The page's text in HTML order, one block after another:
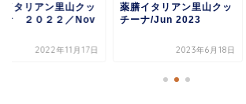
膳イタリアン里山クッ
ーナ/Jun 2023
2023年6月18日
ふきのとう香る春野菜と
帆立のレモンパスタ＃３
2022年4月8日